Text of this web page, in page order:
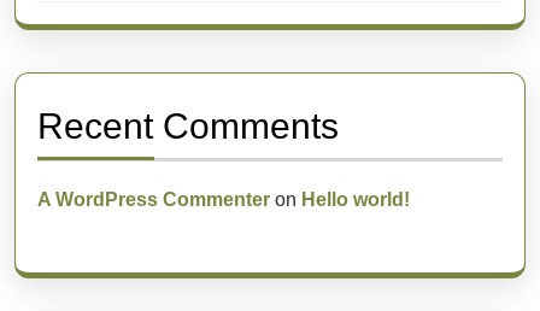
Recent Comments
A WordPress Commenter on Hello world!